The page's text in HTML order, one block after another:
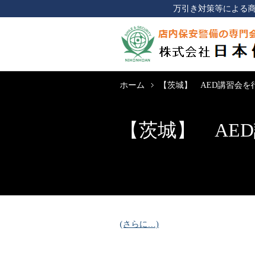
万引き対策等による
ホーム 【茨城】 AED講習会を
【茨城】
(さらに…)